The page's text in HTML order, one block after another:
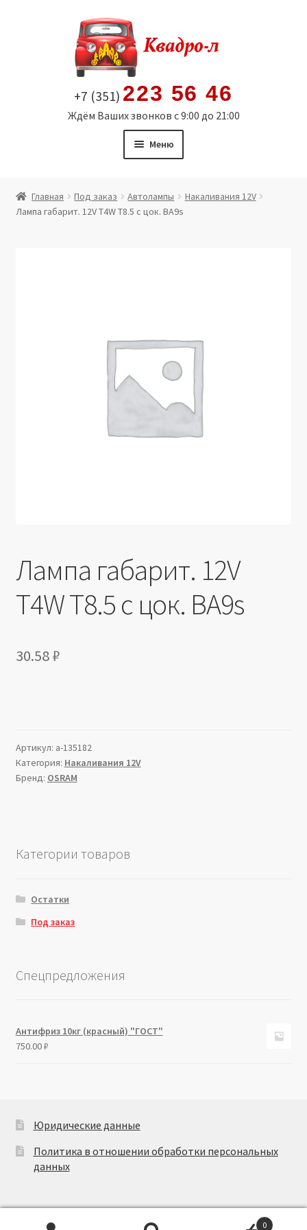
содержимому
+7 (351) 223 56 46
Ждём Ваших звонков с 9:00 до 21:00
Меню
Витрина
Юридические данные
Главная Под заказ Автолампы
Накаливания 12V
Лампа габарит. 12V T4W T8.5 с цок. BA9s
Лампа габарит. 12V
T4W T8.5 с цок. BA9s
30.58₽
Артикул: a-135182
Категория: Накаливания 12V
Бренд: OSRAM
Категории товаров
Остатки
Под заказ
Спецпредложения
Антифриз 10кг (красный) "ГОСТ"
750.00₽
Юридические данные
Политика в отношении обработки персональных
данных
0